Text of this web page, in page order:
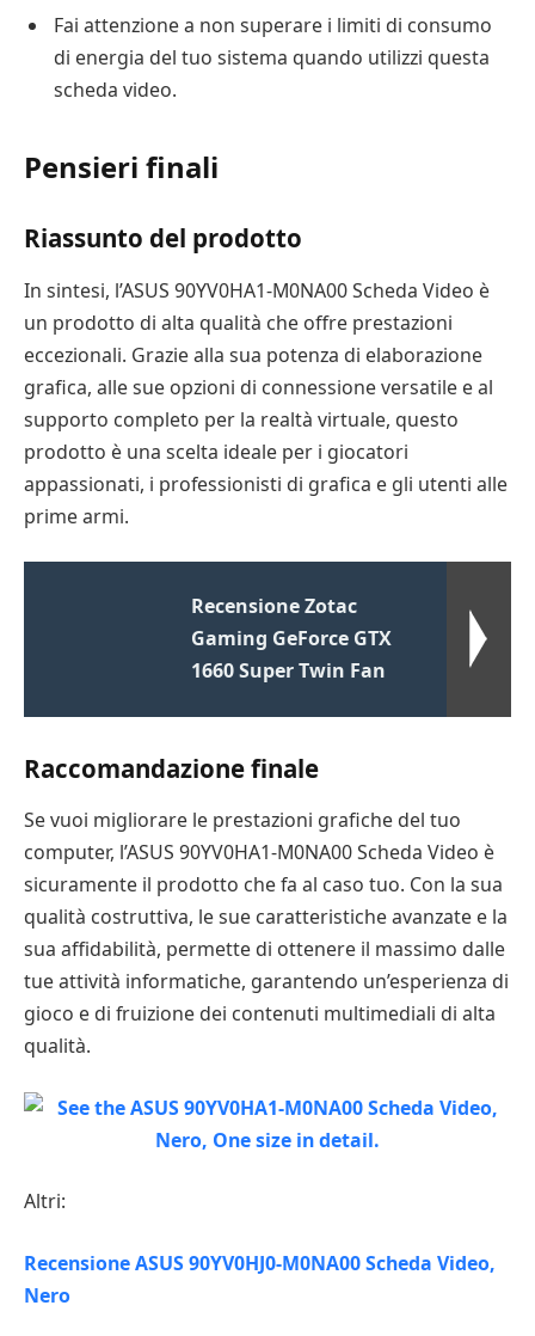
Fai attenzione a non superare i limiti di consumo
di energia del tuo sistema quando utilizzi questa
scheda video.
Pensieri finali
Riassunto del prodotto
In sintesi, l’ASUS 90YV0HA1-M0NA00 Scheda Video è
un prodotto di alta qualità che offre prestazioni
eccezionali. Grazie alla sua potenza di elaborazione
grafica, alle sue opzioni di connessione versatile e al
supporto completo per la realtà virtuale, questo
prodotto è una scelta ideale per i giocatori
appassionati, i professionisti di grafica e gli utenti alle
prime armi.
Recensione Zotac
Gaming GeForce GTX
1660 Super Twin Fan
Raccomandazione finale
Se vuoi migliorare le prestazioni grafiche del tuo
computer, l’ASUS 90YV0HA1-M0NA00 Scheda Video è
sicuramente il prodotto che fa al caso tuo. Con la sua
qualità costruttiva, le sue caratteristiche avanzate e la
sua affidabilità, permette di ottenere il massimo dalle
tue attività informatiche, garantendo un’esperienza di
gioco e di fruizione dei contenuti multimediali di alta
qualità.
Altri:
Recensione ASUS 90YV0HJ0-M0NA00 Scheda Video,
Nero